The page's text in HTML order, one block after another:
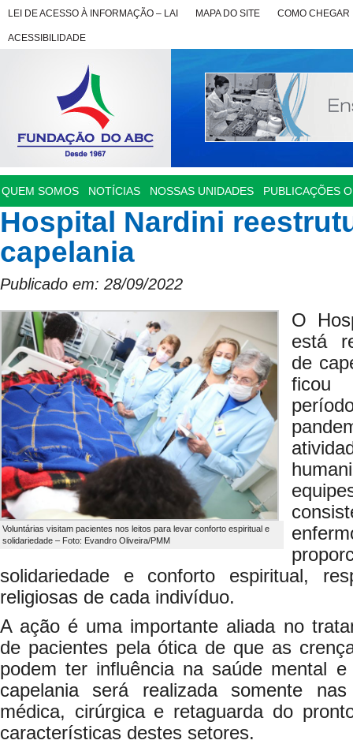
LEI DE ACESSO À INFORMAÇÃO – LAI MAPA DO SITE COMO CHEGAR
ACESSIBILIDADE
QUEM SOMOS NOTÍCIAS NOSSAS UNIDADES PUBLICAÇÕES
Hospital Nardini
capelania
Publicado em: 28/09/2022
Voluntárias visitam pacientes nos leitos para levar conforto espiritual e
solidariedade – Foto: Evandro Oliveira/PMM
O
está
de
ficou
solidariedade e conforto espiritual,
religiosas de cada indivíduo.
A ação é uma importante aliada no
de pacientes pela ótica de que as
podem ter influência na saúde mental
capelania será realizada somente
médica, cirúrgica e retaguarda do
características destes setores.